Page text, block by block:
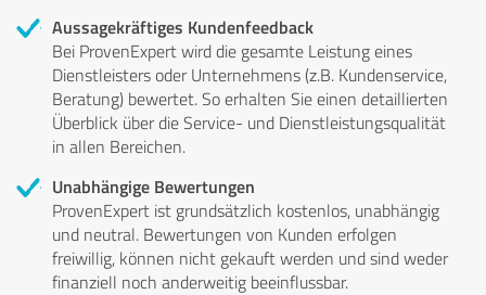
Aussagekräftiges Kundenfeedback
Bei ProvenExpert wird die gesamte Leistung eines
Dienstleisters oder Unternehmens (z.B. Kundenservice,
Beratung) bewertet. So erhalten Sie einen detaillierten
Überblick über die Service- und Dienstleistungsqualität
in allen Bereichen.
Unabhängige Bewertungen
ProvenExpert ist grundsätzlich kostenlos, unabhängig
und neutral. Bewertungen von Kunden erfolgen
freiwillig, können nicht gekauft werden und sind weder
finanziell noch anderweitig beeinflussbar.